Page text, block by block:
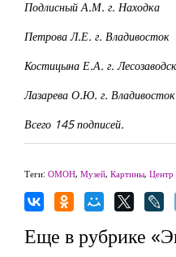
Подлисный А.М. г. Находка
Петрова Л.Е. г. Владивосток
Костицына Е.А. г. Лесозаводск
Лазарева О.Ю. г. Владивосток
Всего 145 подписей.
Теги: ОМОН, Музей, Картины, Центр
Еще в рубрике